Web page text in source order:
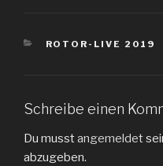
KATEGORIEN
ROTOR-LIVE 2019
Schreibe einen
Du musstangemeldet
abzugeben.